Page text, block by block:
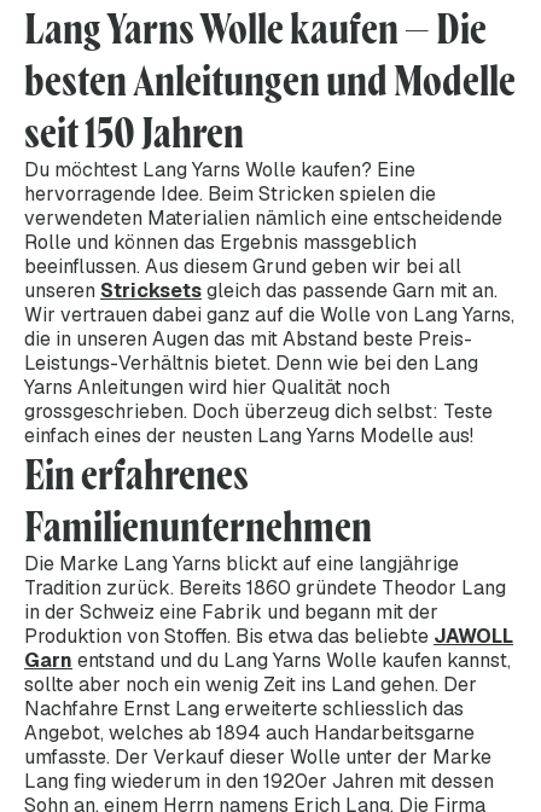
Lang Yarns Wolle kaufen – Die
besten Anleitungen und Modelle
seit 150 Jahren
Du möchtest Lang Yarns Wolle kaufen? Eine
hervorragende Idee. Beim Stricken spielen die
verwendeten Materialien nämlich eine entscheidende
Rolle und können das Ergebnis massgeblich
beeinflussen. Aus diesem Grund geben wir bei all
unseren Stricksetsgleich das passende Garn mit an.
Wir vertrauen dabei ganz auf die Wolle von Lang Yarns,
die in unseren Augen das mit Abstand beste Preis-
Leistungs-Verhältnis bietet. Denn wie bei den Lang
Yarns Anleitungen wird hier Qualität noch
grossgeschrieben. Doch überzeug dich selbst: Teste
einfach eines der neusten Lang Yarns Modelle aus!
Ein erfahrenes
Familienunternehmen
Die Marke Lang Yarns blickt auf eine langjährige
Tradition zurück. Bereits 1860 gründete Theodor Lang
in der Schweiz eine Fabrik und begann mit der
Produktion von Stoffen. Bis etwa das beliebte JAWOLL
Garn entstand und du Lang Yarns Wolle kaufen kannst,
sollte aber noch ein wenig Zeit ins Land gehen. Der
Nachfahre Ernst Lang erweiterte schliesslich das
Angebot, welches ab 1894 auch Handarbeitsgarne
umfasste. Der Verkauf dieser Wolle unter der Marke
Lang fing wiederum in den 1920er Jahren mit dessen
Sohn an, einem Herrn namens Erich Lang. Die Firma